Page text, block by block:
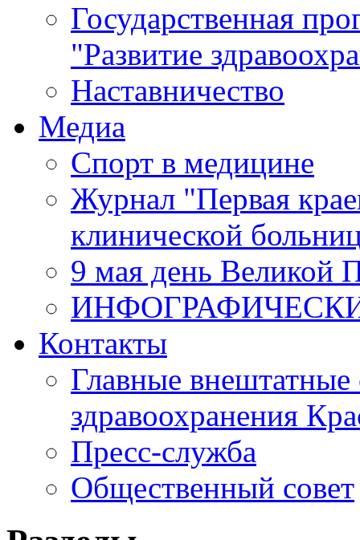
Государственная
"Развитие
Наставничество
Медиа
Спорт в медицине
Журнал "Первая
клинической
9 мая день Великой
Контакты
Главные внештатные
здравоохранения
Пресс-служба
Общественный совет